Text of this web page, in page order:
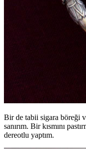
Bir de tabii sigara böreği
sanırım. Bir kısmını
dereotlu yaptım.